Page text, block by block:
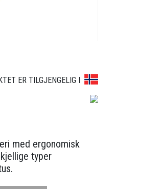
ER TILGJENGELIG I
med ergonomisk
typer